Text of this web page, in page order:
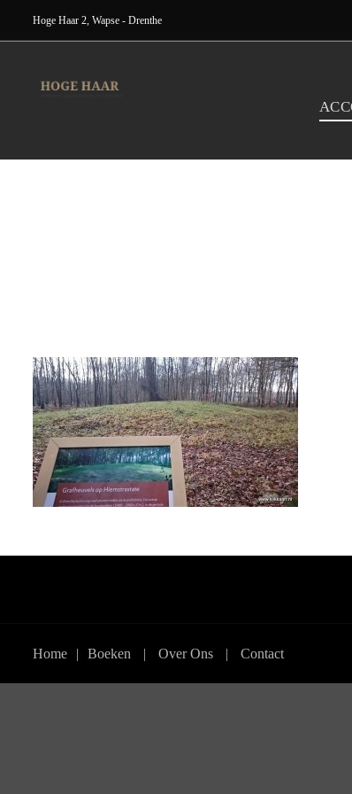
Hoge Haar 2, Wapse - Drenthe
Home | Boeken | Over Ons | Contact